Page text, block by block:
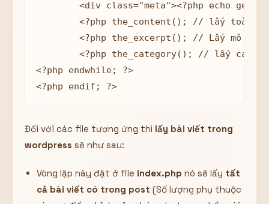
<?php endwhile; ?>
<?php endif; ?>
Đối với các file tương ứng thì lấy bài viết trong
wordpress sẽ như sau:
Vòng lặp này đặt ở file index.php nó sẽ lấy tất
cả bài viết có trong post (Số lượng phụ thuộc